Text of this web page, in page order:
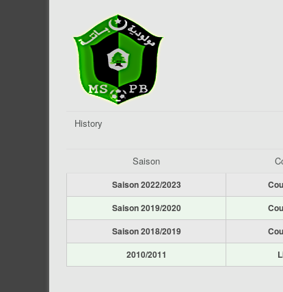
History
Saison
Saison 2022/2023
Saison 2019/2020
Saison 2018/2019
2010/2011